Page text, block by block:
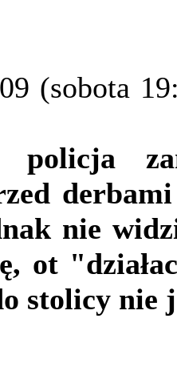
(sobota
policja
nie
ot
stolicy nie